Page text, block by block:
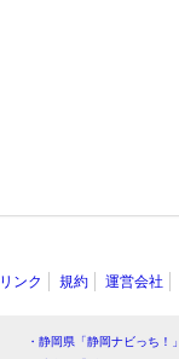
リンク 規約 運営会社
・静岡県「静岡ナビっち！」